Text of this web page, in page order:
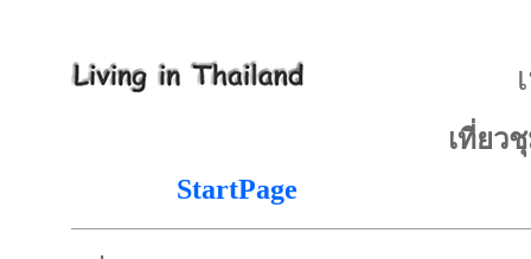
เที่ยว
StartPage